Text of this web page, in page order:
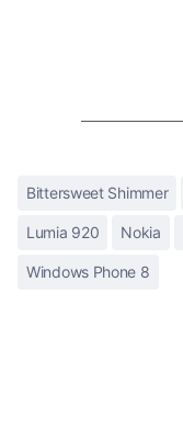
Bittersweet Shimmer
Lumia 920 Nokia
Windows Phone 8